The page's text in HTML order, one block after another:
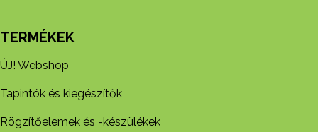
TERMÉKEK
ÚJ! Webshop
Tapintók és kiegészítők
Rögzítőelemek és -készül​ékek